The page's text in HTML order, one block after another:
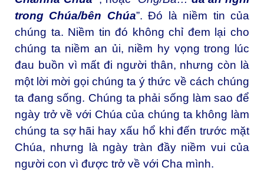
trong Chúa/bên Chúa”. Đó là niềm tin của
chúng ta. Niềm tin đó không chỉ đem lại cho
chúng ta niềm an ủi, niềm hy vọng trong lúc
đau buồn vì mất đi người thân, nhưng còn là
một lời mời gọi chúng ta ý thức về cách chúng
ta đang sống. Chúng ta phải sống làm sao để
ngày trở về với Chúa của chúng ta không làm
chúng ta sợ hãi hay xấu hổ khi đến trước mặt
Chúa, nhưng là ngày tràn đầy niềm vui của
người con vì được trở về với Cha mình.